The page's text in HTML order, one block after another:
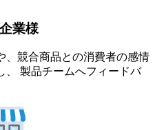
業様
、競合商品との消費者の感情
、 製品チームへフィードバ